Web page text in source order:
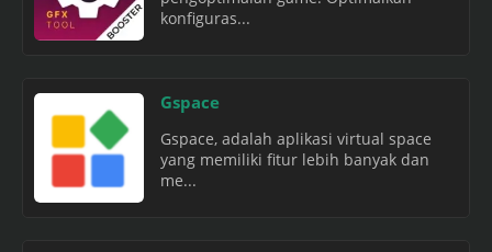
konfiguras...
Gspace
Gspace, adalah aplikasi virtual space
yang memiliki fitur lebih banyak dan
me...